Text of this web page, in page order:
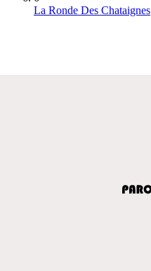
La Ronde Des Chataignes